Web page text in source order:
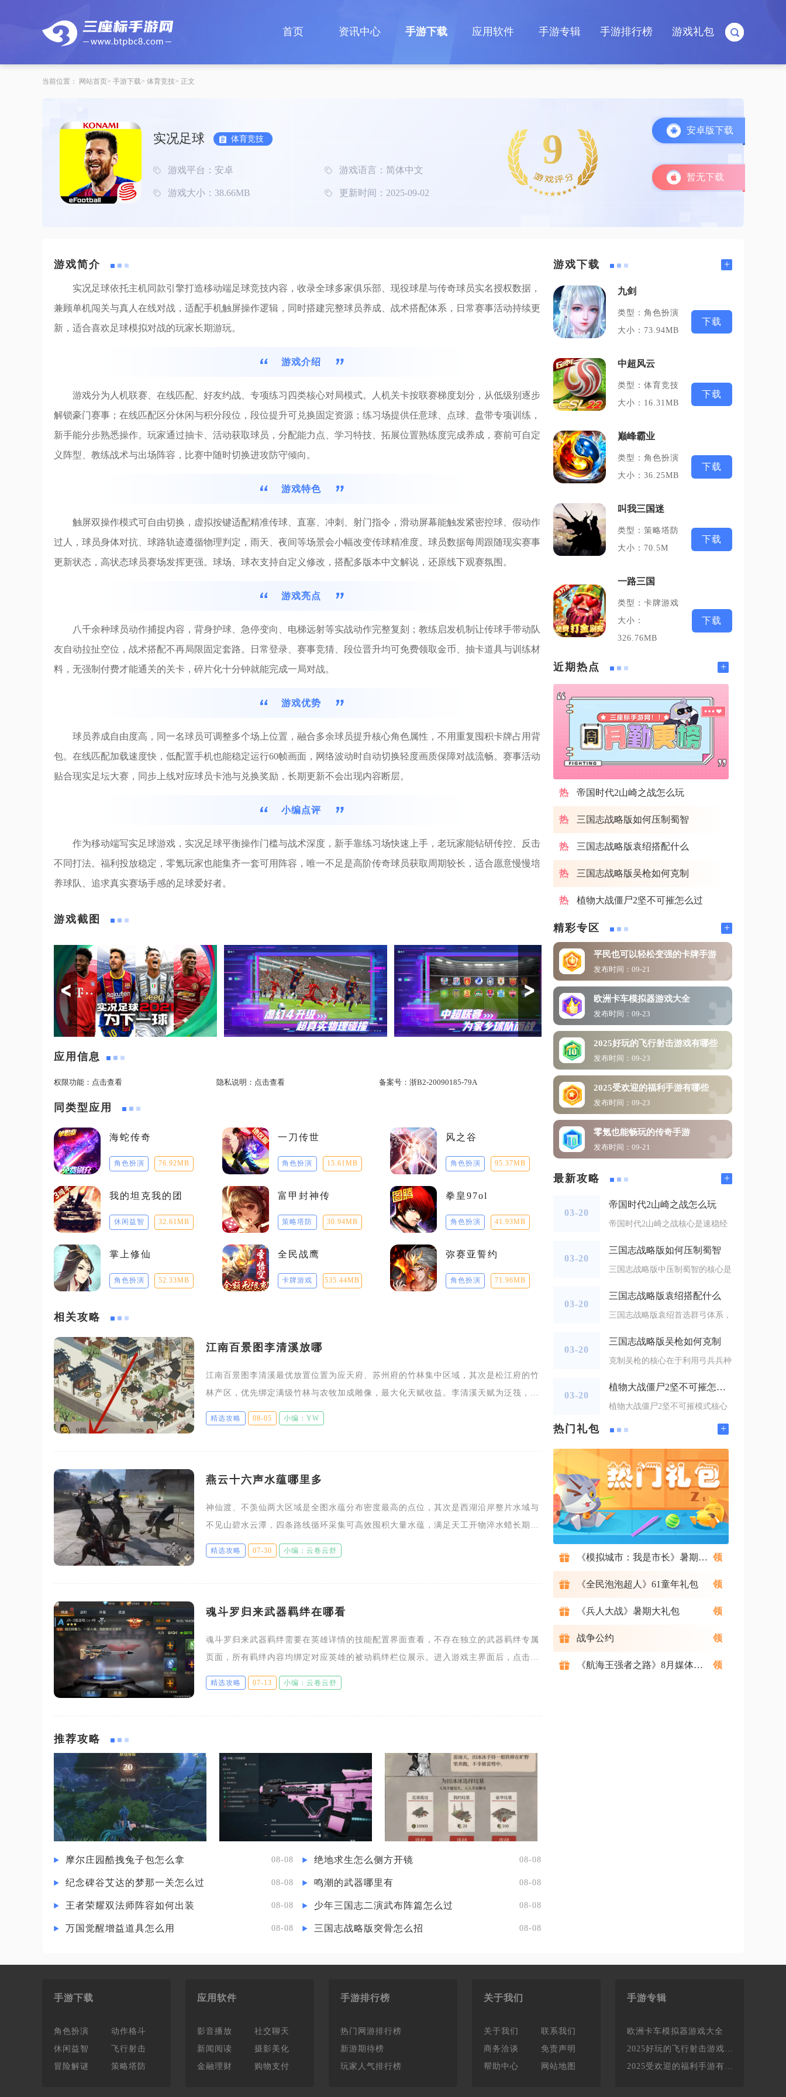
首页 资讯中心 手游下载 应用软件 手游专辑 手游排行榜 游戏礼包
当前位置： 网站首页 手游下载 体育竞技 正文
实况足球 体育竞技
游戏平台：安卓 游戏语言：简体中文
游戏大小：38.66MB 更新时间：2025-09-02
9 安卓版下载
暂无下载
游戏简介
实况足球依托主机同款引擎打造移动端足球竞技内容，收录全球多家俱乐部、现役球星与传奇球员实名授权数据，
兼顾单机闯关与真人在线对战，适配手机触屏操作逻辑，同时搭建完整球员养成、战术搭配体系，日常赛事活动持续更
新，适合喜欢足球模拟对战的玩家长期游玩。
游戏介绍
游戏分为人机联赛、在线匹配、好友约战、专项练习四类核心对局模式。人机关卡按联赛梯度划分，从低级别逐步
解锁豪门赛事；在线匹配区分休闲与积分段位，段位提升可兑换固定资源；练习场提供任意球、点球、盘带专项训练，
新手能分步熟悉操作。玩家通过抽卡、活动获取球员，分配能力点、学习特技、拓展位置熟练度完成养成，赛前可自定
义阵型、教练战术与出场阵容，比赛中随时切换进攻防守倾向。
游戏特色
触屏双操作模式可自由切换，虚拟按键适配精准传球、直塞、冲刺、射门指令，滑动屏幕能触发紧密控球、假动作
过人，球员身体对抗、球路轨迹遵循物理判定，雨天、夜间等场景会小幅改变传球精准度。球员数据每周跟随现实赛事
更新状态，高状态球员赛场发挥更强。球场、球衣支持自定义修改，搭配多版本中文解说，还原线下观赛氛围。
游戏亮点
八千余种球员动作捕捉内容，背身护球、急停变向、电梯远射等实战动作完整复刻；教练启发机制让传球手带动队
友自动拉扯空位，战术搭配不再局限固定套路。日常登录、赛事竞猜、段位晋升均可免费领取金币、抽卡道具与训练材
料，无强制付费才能通关的关卡，碎片化十分钟就能完成一局对战。
游戏优势
球员养成自由度高，同一名球员可调整多个场上位置，融合多余球员提升核心角色属性，不用重复囤积卡牌占用背
包。在线匹配加载速度快，低配置手机也能稳定运行60帧画面，网络波动时自动切换轻度画质保障对战流畅。赛事活动
贴合现实足坛大赛，同步上线对应球员卡池与兑换奖励，长期更新不会出现内容断层。
小编点评
作为移动端写实足球游戏，实况足球平衡操作门槛与战术深度，新手靠练习场快速上手，老玩家能钻研传控、反击
不同打法。福利投放稳定，零氪玩家也能集齐一套可用阵容，唯一不足是高阶传奇球员获取周期较长，适合愿意慢慢培
养球队、追求真实赛场手感的足球爱好者。
游戏截图
应用信息
权限功能： 点击查看 隐私说明： 点击查看 备案号： 浙B2-20090185-79A
同类型应用
海蛇传奇
角色扮演 76.92MB
一刀传世
角色扮演 15.61MB
风之谷
角色扮演 95.37MB
我的坦克我的团
休闲益智 32.61MB
富甲封神传
策略塔防 30.94MB
拳皇97ol
角色扮演 41.93MB
掌上修仙
角色扮演 52.33MB
全民战鹰
卡牌游戏 535.44MB
弥赛亚誓约
角色扮演 71.96MB
相关攻略
江南百景图李清溪放哪
江南百景图李清溪最优放置位置为应天府、苏州府的竹林集中区域，其次是松江府的竹
林产区，优先绑定满级竹林与农牧加成雕像，最大化天赋收益。李清溪天赋为泛筏，在
竹林工作时可额外获取资源并立即完成部分进度，满级后能额外获得50%资源，同时立
即完成15
精选攻略 08-05 小编：YW
燕云十六声水蕴哪里多
神仙渡、不羡仙两大区域是全图水蕴分布密度最高的点位，其次是西湖沿岸整片水域与
不见山碧水云潭，四条路线循环采集可高效囤积大量水蕴，满足天工开物淬水蜡长期消
耗需求。神仙渡整条河道布满浅水滩、渡口栈桥与湖心浅洲，每一处临水草丛都刷新水
蕴采集节点，
精选攻略 07-30 小编：云卷云舒
魂斗罗归来武器羁绊在哪看
魂斗罗归来武器羁绊需要在英雄详情的技能配置界面查看，不存在独立的武器羁绊专属
页面，所有羁绊内容均绑定对应英雄的被动羁绊栏位展示。进入游戏主界面后，点击左
下角英雄入口，选中已持有的目标英雄，切换至技能分页，页面下方会划分主动技能与
羁绊技能两大
精选攻略 07-13 小编：云卷云舒
推荐攻略
摩尔庄园酷拽兔子包怎么拿 08-08 绝地求生怎么侧方开镜 08-08
纪念碑谷艾达的梦那一关怎么过 08-08 鸣潮的武器哪里有 08-08
王者荣耀双法师阵容如何出装 08-08 少年三国志二演武布阵篇怎么过 08-08
万国觉醒增益道具怎么用 08-08 三国志战略版突骨怎么招 08-08
游戏下载 +
九剑
类型：角色扮演
大小：73.94MB
下载
中超风云
类型：体育竞技
大小：16.31MB
下载
巅峰霸业
类型：角色扮演
大小：36.25MB
下载
叫我三国迷
类型：策略塔防
大小：70.5M
下载
一路三国
类型：卡牌游戏
大小：
326.76MB
下载
近期热点 +
帝国时代2山崎之战怎么玩
三国志战略版如何压制蜀智
三国志战略版袁绍搭配什么
三国志战略版吴枪如何克制
植物大战僵尸2坚不可摧怎么过
精彩专区 +
平民也可以轻松变强的卡牌手游
发布时间：09-21
欧洲卡车模拟器游戏大全
发布时间：09-23
2025好玩的飞行射击游戏有哪些
发布时间：09-23
2025受欢迎的福利手游有哪些
发布时间：09-23
零氪也能畅玩的传奇手游
发布时间：09-21
最新攻略 +
03-20
帝国时代2山崎之战怎么玩
帝国时代2山崎之战核心是速稳经
03-20
三国志战略版如何压制蜀智
三国志战略版中压制蜀智的核心是
03-20
三国志战略版袁绍搭配什么
三国志战略版袁绍首选群弓体系，
03-20
三国志战略版吴枪如何克制
克制吴枪的核心在于利用弓兵兵种
03-20
植物大战僵尸2坚不可摧怎么过
植物大战僵尸2坚不可摧模式核心
热门礼包 +
《模拟城市：我是市长》暑期礼包
《全民泡泡超人》61童年礼包
《兵人大战》暑期大礼包
战争公约
《航海王强者之路》8月媒体礼包
手游下载
角色扮演
动作格斗
休闲益智
飞行射击
冒险解谜
策略塔防
应用软件
影音播放
社交聊天
新闻阅读
摄影美化
金融理财
购物支付
手游排行榜
热门网游排行榜
新游期待榜
玩家人气排行榜
关于我们
关于我们
联系我们
商务洽谈
免责声明
帮助中心
网站地图
手游专辑
欧洲卡车模拟器游戏大全